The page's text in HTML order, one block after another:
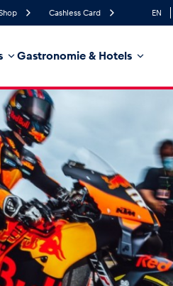
Cashless Card EN
Gastronomie & Hotels